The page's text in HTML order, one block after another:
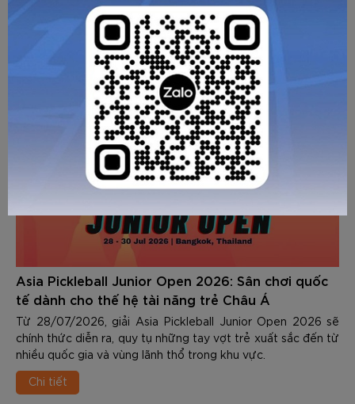
CÁC BÀI VIẾT KHÁC
Asia Pickleball Junior Open 2026: Sân chơi quốc
tế dành cho thế hệ tài năng trẻ Châu Á
Từ 28/07/2026, giải Asia Pickleball Junior Open 2026 sẽ
chính thức diễn ra, quy tụ những tay vợt trẻ xuất sắc đến từ
nhiều quốc gia và vùng lãnh thổ trong khu vực.
Chi tiết